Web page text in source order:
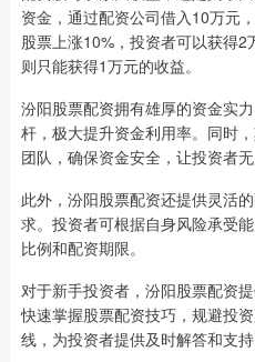
资金，通过配资公司借入10万元
股票上涨10%，投资者可以获得2
则只能获得1万元的收益。
汾阳股票配资拥有雄厚的资金实
杆，极大提升资金利用率。同时
团队，确保资金安全，让投资者无
此外，汾阳股票配资还提供灵活
求。投资者可根据自身风险承受
比例和配资期限。
对于新手投资者，汾阳股票配资
快速掌握股票配资技巧，规避投
线，为投资者提供及时解答和支持